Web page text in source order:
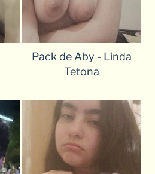
Pack de Aby - Linda
Tetona